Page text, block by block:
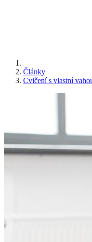
Články
Cvičení s vlastní